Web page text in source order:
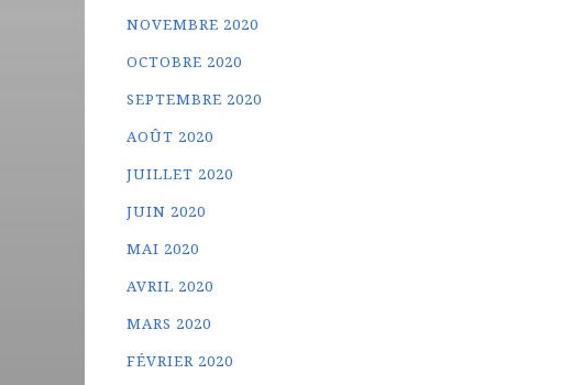
NOVEMBRE 2020
OCTOBRE 2020
SEPTEMBRE 2020
AOÛT 2020
JUILLET 2020
JUIN 2020
MAI 2020
AVRIL 2020
MARS 2020
FÉVRIER 2020